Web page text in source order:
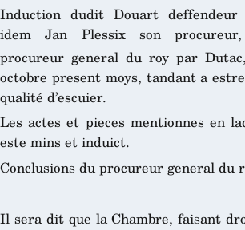
Induction dudit Douart
idem Jan Plessix son
procureur general du roy par
octobre present moys, tandant a
qualité d’escuier.
Les actes et pieces mentionnes en
este mins et induict.
Conclusions du procureur general du
Il sera dit que la Chambre, faisant